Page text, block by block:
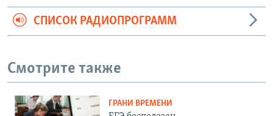
СПИСОК РАДИОПРОГРАММ
Смотрите также
ГРАНИ ВРЕМЕНИ